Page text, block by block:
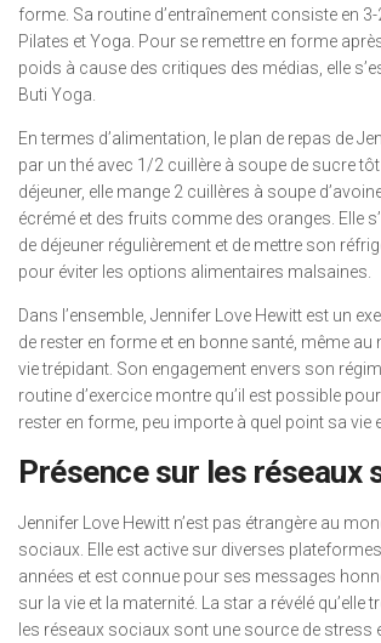
forme. Sa routine d’entraînement consiste en
Pilates et Yoga. Pour se remettre en forme
poids à cause des critiques des médias, elle
Buti Yoga.
En termes d’alimentation, le plan de repas de
par un thé avec 1/2 cuillère à soupe de sucre
déjeuner, elle mange 2 cuillères à soupe
écrémé et des fruits comme des oranges. Elle
de déjeuner régulièrement et de mettre son
pour éviter les options alimentaires malsaines.
Dans l’ensemble, Jennifer Love Hewitt est un
de rester en forme et en bonne santé, même au
vie trépidant. Son engagement envers son
routine d’exercice montre qu’il est possible
rester en forme, peu importe à quel point sa vie
Présence sur les réseaux
Jennifer Love Hewitt n’est pas étrangère au
sociaux. Elle est active sur diverses
années et est connue pour ses messages
sur la vie et la maternité. La star a révélé qu’elle
les réseaux sociaux sont une source de stress